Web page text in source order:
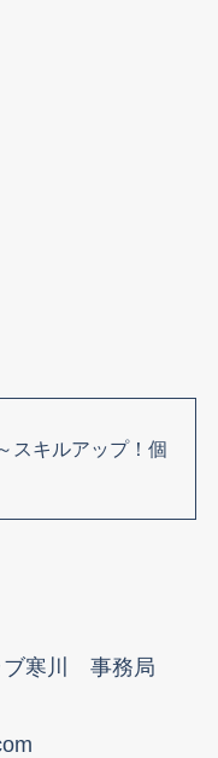
スキルアップ！個
ブ寒川 事務局